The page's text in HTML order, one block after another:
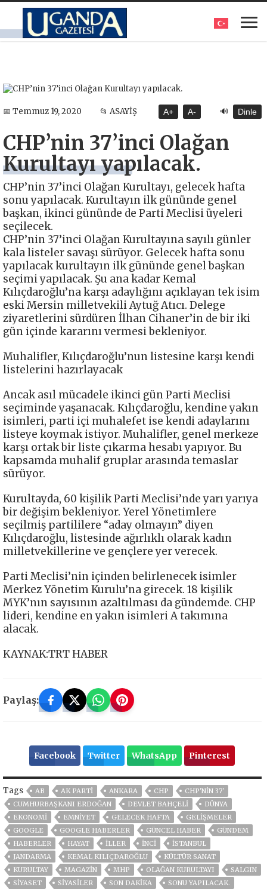
📅 Temmuz 19, 2020 📂 ASAYİŞ A+ A- 🔊 Dinle
CHP’nin 37’inci Olağan
Kurultayı yapılacak.
CHP’nin 37’inci Olağan Kurultayı, gelecek hafta
sonu yapılacak. Kurultayın ilk gününde genel
başkan, ikinci gününde de Parti Meclisi üyeleri
seçilecek.
CHP’nin 37’inci Olağan Kurultayına sayılı günler
kala listeler savaşı sürüyor. Gelecek hafta sonu
yapılacak kurultayın ilk gününde genel başkan
seçimi yapılacak. Şu ana kadar Kemal
Kılıçdaroğlu’na karşı adaylığını açıklayan tek isim
eski Mersin milletvekili Aytuğ Atıcı. Delege
ziyaretlerini sürdüren İlhan Cihaner’in de bir iki
gün içinde kararını vermesi bekleniyor.
Muhalifler, Kılıçdaroğlu’nun listesine karşı kendi
listelerini hazırlayacak
Ancak asıl mücadele ikinci gün Parti Meclisi
seçiminde yaşanacak. Kılıçdaroğlu, kendine yakın
isimleri, parti içi muhalefet ise kendi adaylarını
listeye koymak istiyor. Muhalifler, genel merkeze
karşı ortak bir liste çıkarma hesabı yapıyor. Bu
kapsamda muhalif gruplar arasında temaslar
sürüyor.
Kurultayda, 60 kişilik Parti Meclisi’nde yarı yarıya
bir değişim bekleniyor. Yerel Yönetimlere
seçilmiş partililere “aday olmayın” diyen
Kılıçdaroğlu, listesinde ağırlıklı olarak kadın
milletvekillerine ve gençlere yer verecek.
Parti Meclisi’nin içinden belirlenecek isimler
Merkez Yönetim Kurulu’na girecek. 18 kişilik
MYK’nın sayısının azaltılması da gündemde. CHP
lideri, kendine en yakın isimleri A takımına
alacak.
KAYNAK:TRT HABER
Paylaş:
Facebook Twitter WhatsApp Pinterest
Tags AB AK PARTİ ANKARA CHP
CHP'NIN 37'
CUMHURBAŞKANI ERDOĞAN
DEVLET BAHÇELİ
DÜNYA
EKONOMİ
EMNİYET GELECEK HAFTA
GELIŞMELER
GOOGLE
GOOGLE HABERLER GÜNCEL HABER
GÜNDEM
HABERLER
HAYAT İLLER INCI
ISTANBUL
JANDARMA
KEMAL KILIÇDAROĞLU
KÜLTÜR SANAT
KURULTAY
MAGAZİN MHP OLAĞAN KURULTAYI
SALGIN
SİYASET
SİYASİLER SON DAKIKA
SONU YAPILACAK.